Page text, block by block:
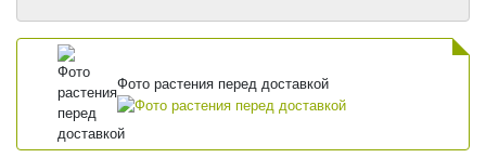
Фото растения перед доставкой